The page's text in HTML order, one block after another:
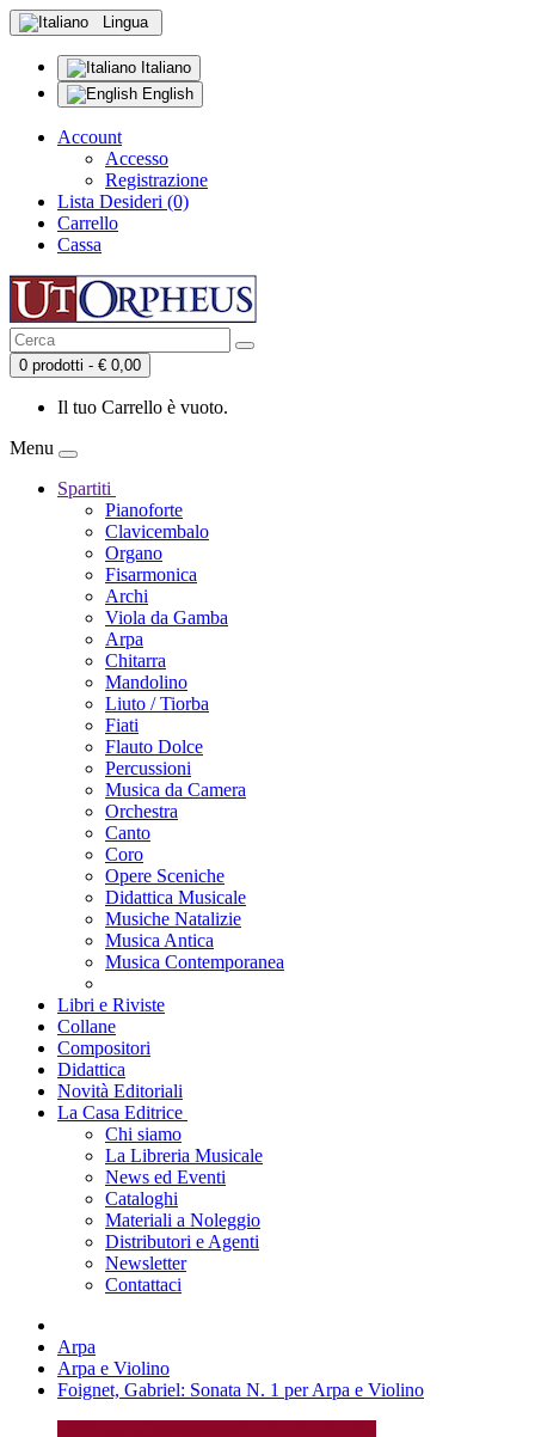
Lingua
Italiano
English
Account
Accesso
Registrazione
Lista Desideri (0)
Carrello
Cassa
0 prodotti - € 0,00
Il tuo Carrello è vuoto.
Menu
Spartiti
Pianoforte
Clavicembalo
Organo
Fisarmonica
Archi
Viola da Gamba
Arpa
Chitarra
Mandolino
Liuto / Tiorba
Fiati
Flauto Dolce
Percussioni
Musica da Camera
Orchestra
Canto
Coro
Opere Sceniche
Didattica Musicale
Musiche Natalizie
Musica Antica
Musica Contemporanea
Libri e Riviste
Collane
Compositori
Didattica
Novità Editoriali
La Casa Editrice
Chi siamo
La Libreria Musicale
News ed Eventi
Cataloghi
Materiali a Noleggio
Distributori e Agenti
Newsletter
Contattaci
Arpa
Arpa e Violino
Foignet, Gabriel: Sonata N. 1 per Arpa e Violino